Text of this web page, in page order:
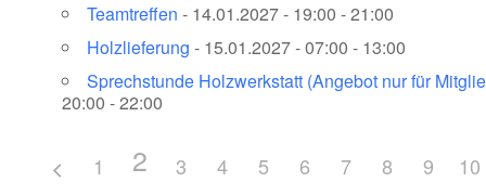
Teamtreffen - 14.01.2027 - 19:00 - 21:00
Holzlieferung - 15.01.2027 - 07:00 - 13:00
Sprechstunde Holzwerkstatt (Angebot nur für
20:00 - 22:00
1 2 3 4 5 6 7 8 9 10